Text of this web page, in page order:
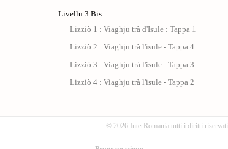
Livellu 3 Bis
Lizziò 1 : Viaghju trà d'Isule : Tappa 1
Lizziò 2 : Viaghju trà l'isule - Tappa 4
Lizziò 3 : Viaghju trà l'isule - Tappa 3
Lizziò 4 : Viaghju trà l'isule - Tappa 2
© 2026 InterRomania tutti i diritti riservati